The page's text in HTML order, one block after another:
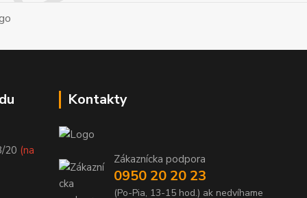
20 (na
Kontakty
Zákaznícka podpora
0950 20 20 23
(Po-Pia, 13-15 hod.) ak nedvíhame